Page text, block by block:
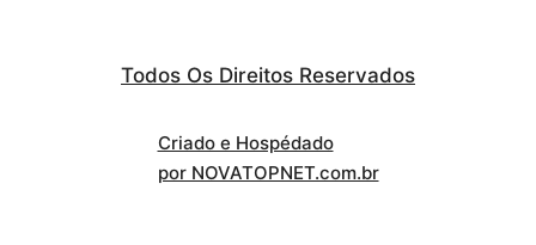
Todos Os Direitos Reservados
Criado e Hospédado
por NOVATOPNET.com.br